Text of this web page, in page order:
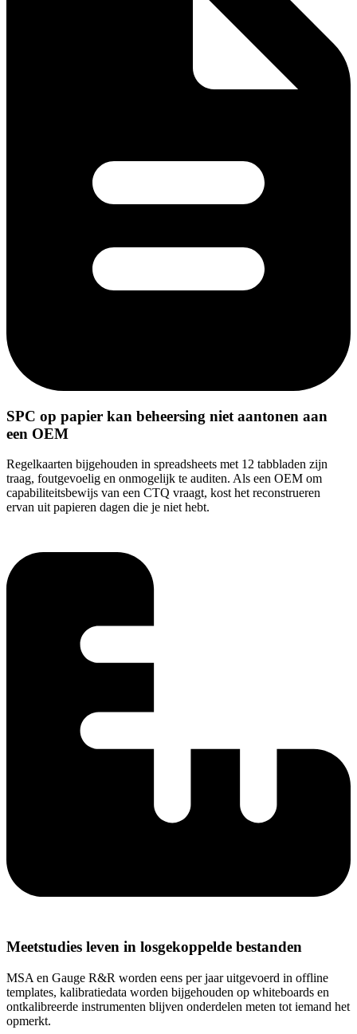
SPC op papier kan beheersing niet aantonen aan
een OEM
Regelkaarten bijgehouden in spreadsheets met 12 tabbladen zijn
traag, foutgevoelig en onmogelijk te auditen. Als een OEM om
capabiliteitsbewijs van een CTQ vraagt, kost het reconstrueren
ervan uit papieren dagen die je niet hebt.
Meetstudies leven in losgekoppelde bestanden
MSA en Gauge R&R worden eens per jaar uitgevoerd in offline
templates, kalibratiedata worden bijgehouden op whiteboards en
ontkalibreerde instrumenten blijven onderdelen meten tot iemand het
opmerkt.